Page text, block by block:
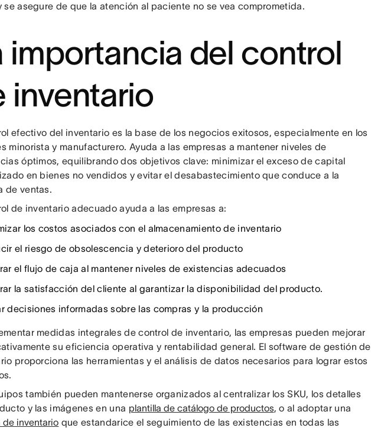
se asegure de que la atención al paciente no se vea comprometida.
importancia del control
inventario
efectivo del inventario es la base de los negocios exitosos, especialmente en los
minorista y manufacturero. Ayuda a las empresas a mantener niveles de
óptimos, equilibrando dos objetivos clave: minimizar el exceso de capital
en bienes no vendidos y evitar el desabastecimiento que conduce a la
de ventas.
de inventario adecuado ayuda a las empresas a:
los costos asociados con el almacenamiento de inventario
el riesgo de obsolescencia y deterioro del producto
el flujo de caja al mantener niveles de existencias adecuados
la satisfacción del cliente al garantizar la disponibilidad del producto.
decisiones informadas sobre las compras y la producción
medidas integrales de control de inventario, las empresas pueden mejorar
su eficiencia operativa y rentabilidad general. El software de gestión de
proporciona las herramientas y el análisis de datos necesarios para lograr estos
también pueden mantenerse organizados al centralizar los SKU, los detalles
y las imágenes en una plantilla de catálogo de productos, o al adoptar una
de inventario que estandarice el seguimiento de las existencias en todas las